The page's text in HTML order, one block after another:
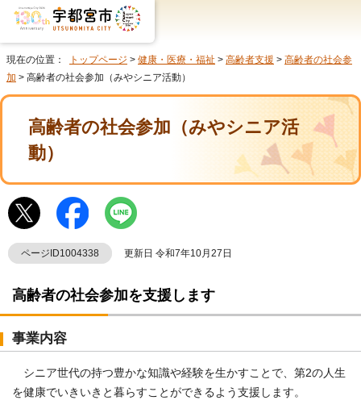
現在の位置： トップページ > 健康・医療・福祉 > 高齢者支援 > 高齢者の社会参
加 > 高齢者の社会参加（みやシニア活動）
高齢者の社会参加（みやシニア活
動）
ページID1004338 更新日 令和7年10月27日
高齢者の社会参加を支援します
事業内容
シニア世代の持つ豊かな知識や経験を生かすことで、第2の人生
を健康でいきいきと暮らすことができるよう支援します。